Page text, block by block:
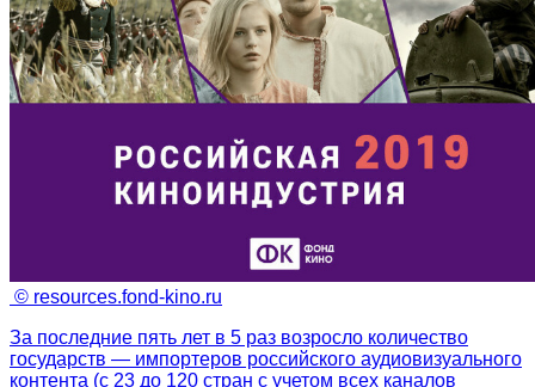
© resources.fond-kino.ru
За последние пять лет в 5 раз возросло количество
государств — импортеров российского аудиовизуального
контента (с 23 до 120 стран с учетом всех каналов